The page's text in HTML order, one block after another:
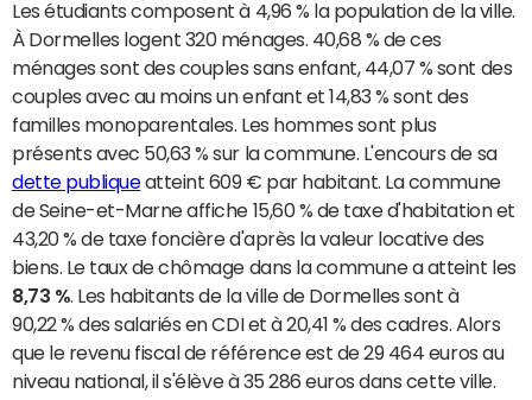
Les étudiants composent à 4,96 % la population de la ville.
À Dormelles logent 320 ménages. 40,68 % de ces
ménages sont des couples sans enfant, 44,07 % sont des
couples avec au moins un enfant et 14,83 % sont des
familles monoparentales. Les hommes sont plus
présents avec 50,63 % sur la commune. L'encours de sa
dette publiqueatteint 609 € par habitant. La commune
de Seine-et-Marne affiche 15,60 % de taxe d'habitation et
43,20 % de taxe foncière d'après la valeur locative des
biens. Le taux de chômage dans la commune a atteint les
8,73 % . Les habitants de la ville de Dormelles sont à
90,22 % des salariés en CDI et à 20,41 % des cadres. Alors
que le revenu fiscal de référence est de 29 464 euros au
niveau national, il s'élève à 35 286 euros dans cette ville.